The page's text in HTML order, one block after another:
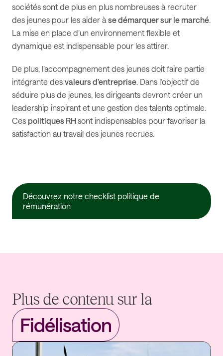
sociétés sont de plus en plus nombreuses à recruter
des jeunes pour les aider à se démarquer sur le marché.
La mise en place d’un environnement flexible et
dynamique est indispensable pour les attirer.
De plus, l’accompagnement des jeunes doit faire partie
intégrante des valeurs d’entreprise. Dans l’objectif de
séduire plus de jeunes, les dirigeants devront créer un
leadership inspirant et une gestion des talents optimale.
Ces politiques RHsont indispensables pour favoriser la
satisfaction au travail des jeunes recrues.
Découvrez notre checklist politique de
rémunération
Plus de contenu sur la
Fidélisation